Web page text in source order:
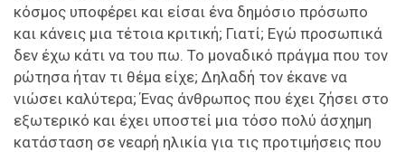
κόσμος υποφέρει και είσαι ένα δημόσιο πρόσωπο
και κάνεις μια τέτοια κριτική; Γιατί; Εγώ προσωπικά
δεν έχω κάτι να του πω. Το μοναδικό πράγμα που τον
ρώτησα ήταν τι θέμα είχε; Δηλαδή τον έκανε να
νιώσει καλύτερα; Ένας άνθρωπος που έχει ζήσει στο
εξωτερικό και έχει υποστεί μια τόσο πολύ άσχημη
κατάσταση σε νεαρή ηλικία για τις προτιμήσεις που